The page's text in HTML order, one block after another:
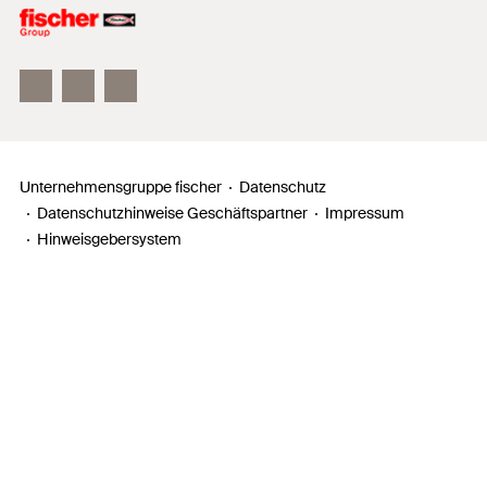
Unser Leitbild
Unternehmensgruppe fischer
Datenschutz
Datenschutzhinweise Geschäftspartner
Impressum
Hinweisgebersystem